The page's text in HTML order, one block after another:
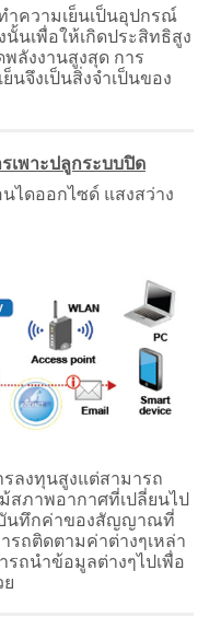
ำความเย็นเป็นอุปกรณ์
นเพื่อให้เกิดประสิทธิสูง
ลังงานสูงสุด การ
นจึงเป็นสิ่งจำเป็นของ
เพาะปลูกระบบปิด
ดออกไซด์ แสงสว่าง
ลงทุนสูงแต่สามารถ
สภาพอากาศที่เปลี่ยนไป
บันทึกค่าของสัญญาณที่
รถติดตามค่าต่างๆเหล่า
รถนำข้อมูลต่างๆไปเพื่อ